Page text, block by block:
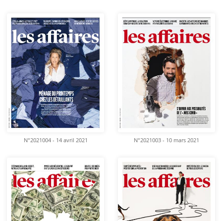
N°2021004 - 14 avril 2021 N°2021003 - 10 mars 2021